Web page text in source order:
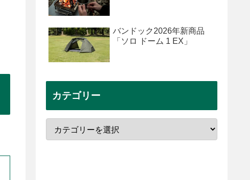
バンドック2026年新商品
「ソロ ドーム 1 EX」
カテゴリー